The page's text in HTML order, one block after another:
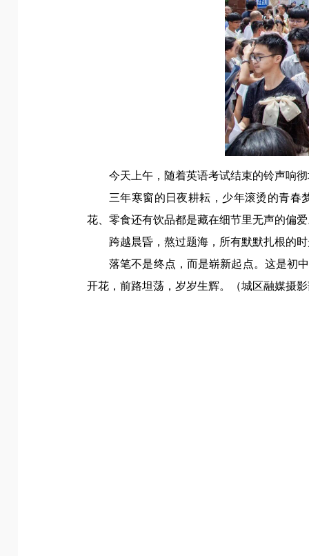
今天上午， 随着英语考试结束的铃声响
三年寒窗的日夜耕耘， 少年滚烫的青春
花、零食还有饮品都是藏在细节里无声的偏
跨越晨昏，熬过题海，所有默默扎根的
落笔不是终点，而是崭新起点。这是初
开花， 前路坦荡，岁岁生辉。（城区融媒摄